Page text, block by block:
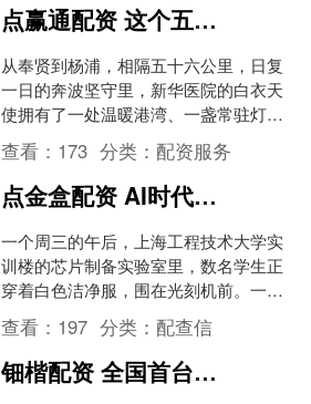
点赢通配资 这个五一，致敬奋斗者！新华医院奉贤院区“员工加油站”温暖启幕
从奉贤到杨浦，相隔五十六公里，日复
一日的奔波坚守里，新华医院的白衣天
使拥有了一处温暖港湾、一盏常驻灯
火。 4月30日，五一国际劳动节来临之
际，上海交通大学医学院....
查看： 173 分类：配资服务
点金盒配资 AI时代还要“满手泥”？上海工程技术大学：是的，劳动教育要回归本真模样
一个周三的午后，上海工程技术大学实
训楼的芯片制备实验室里，数名学生正
穿着白色洁净服，围在光刻机前。一名
女生小心翼翼地用镊子夹起一片硅片，
对准掩膜版，缓缓放入光刻....
查看： 197 分类：配查信
钿楷配资 全国首台！蔡司数字导航3D手术显微镜ARTEVO 850落户上海普瑞眼科